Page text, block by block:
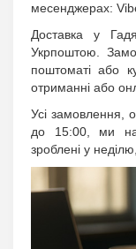
месенджерах:
Доставка у
Укрпоштою.
поштоматі або
отриманні або
Усі замовлення,
до 15:00, ми
зроблені у